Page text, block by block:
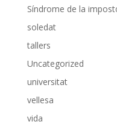
Síndrome de la
soledat
tallers
Uncategorized
universitat
vellesa
vida